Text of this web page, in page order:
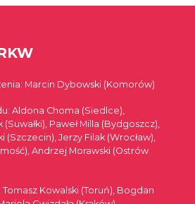
Marcin Dybowski (Komorów)
Aldona Choma (Siedlce),
Paweł Milla (Bydgoszcz),
(Szczecin), Jerzy Filak (Wrocław),
Andrzej Morawski (Ostrów
Kowalski (Toruń), Bogdan